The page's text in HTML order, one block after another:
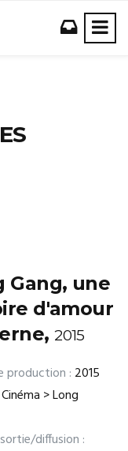
Gang, une
d'amour
2015
production : 2015
Cinéma > Long
diffusion :